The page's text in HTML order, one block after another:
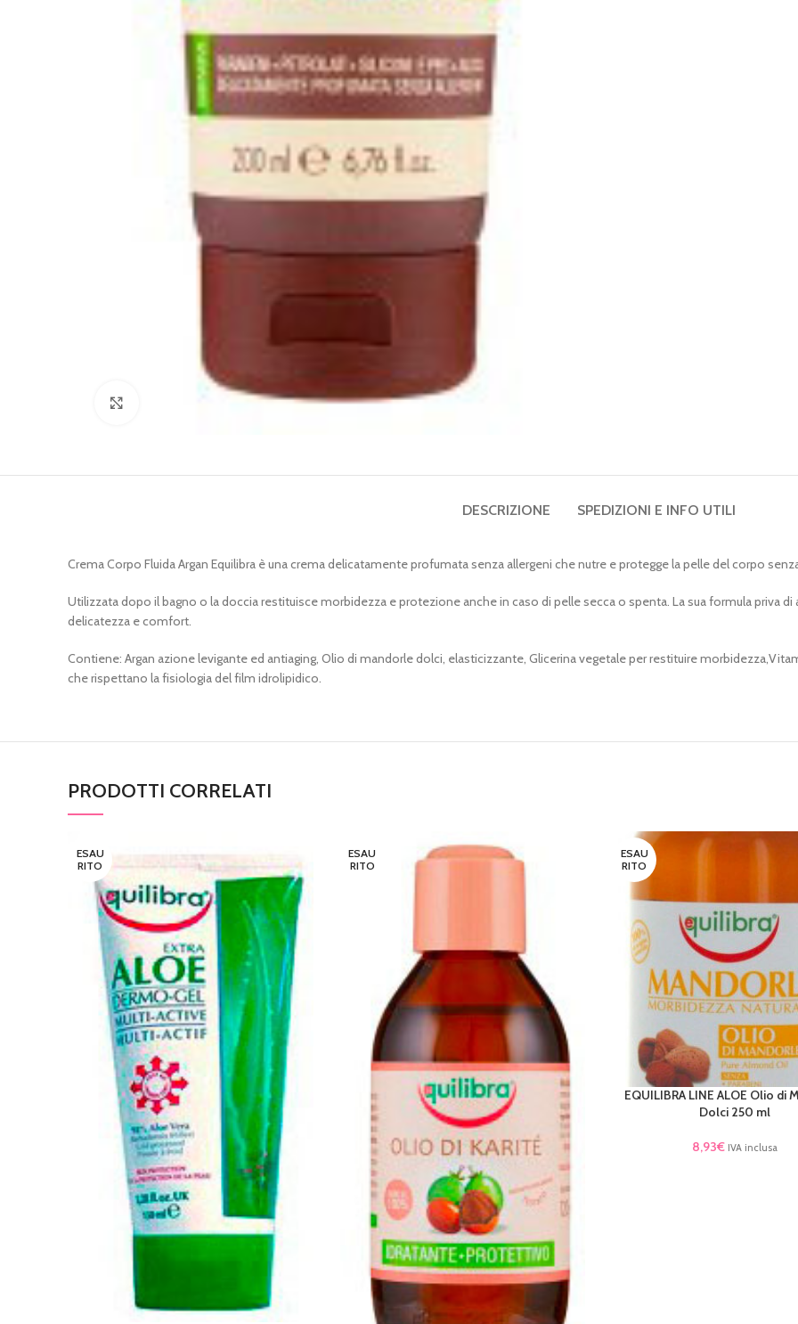
DESCRIZIONE SPEDIZIONI E INFO UTILI
Crema Corpo Fluida Argan Equilibra è una crema delicatamente profumata senza allergeni che nutre e protegge la pelle del corpo
Utilizzata dopo il bagno o la doccia restituisce morbidezza e protezione anche in caso di pelle secca o spenta. La sua formula priva
delicatezza e comfort.
Contiene: Argan azione levigante ed antiaging, Olio di mandorle dolci, elasticizzante, Glicerina vegetale per restituire
che rispettano la fisiologia del film idrolipidico.
PRODOTTI CORRELATI
ESAU
RITO
ESAU
RITO
ESAU
RITO
LEGGI TUTTO
EQUILIBRA LINE ALOE Olio di
Dolci 250 ml
8,93€ IVA inclusa